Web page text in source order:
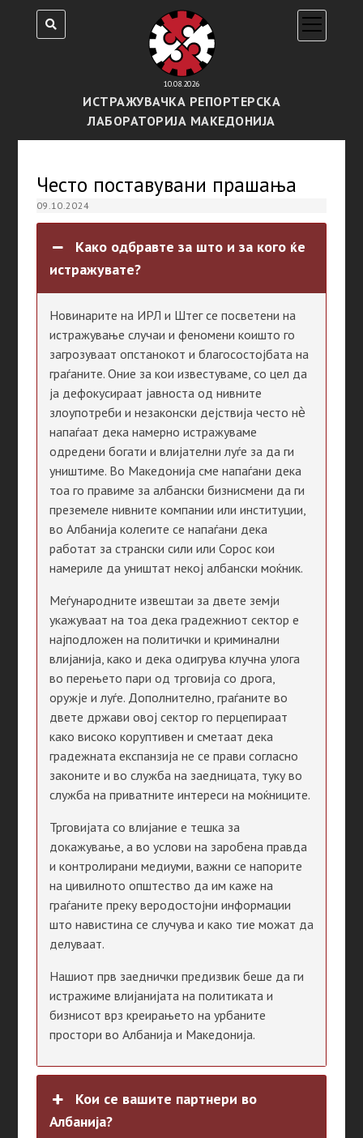
10.08.2026
ИСТРАЖУВАЧКА РЕПОРТЕРСКА
ЛАБОРАТОРИЈА МАКЕДОНИЈА
open
menu
Често поставувани прашања
09.10.2024
Како одбравте за што и за кого ќе
истражувате?
Новинарите на ИРЛ и Штег се посветени на
истражување случаи и феномени коишто го
загрозуваат опстанокот и благосостојбата на
граѓаните. Оние за кои известуваме, со цел да
ја дефокусираат јавноста од нивните
злоупотреби и незаконски дејствија често нѐ
напаѓаат дека намерно истражуваме
одредени богати и влијателни луѓе за да ги
уништиме. Во Македонија сме напаѓани дека
тоа го правиме за албански бизнисмени да ги
преземеле нивните компании или институции,
во Албанија колегите се напаѓани дека
работат за странски сили или Сорос кои
намериле да уништат некој албански моќник.
Меѓународните извештаи за двете земји
укажуваат на тоа дека градежниот сектор е
најподложен на политички и криминални
влијанија, како и дека одигрува клучна улога
во перењето пари од трговија со дрога,
оружје и луѓе. Дополнително, граѓаните во
двете држави овој сектор го перцепираат
како високо коруптивен и сметаат дека
градежната експанзија не се прави согласно
законите и во служба на заедницата, туку во
служба на приватните интереси на моќниците.
Трговијата со влијание е тешка за
докажување, а во услови на заробена правда
и контролирани медиуми, важни се напорите
на цивилното општество да им каже на
граѓаните преку веродостојни информации
што навистина се случува и како тие можат да
делуваат.
Нашиот прв заеднички предизвик беше да ги
истражиме влијанијата на политиката и
бизнисот врз креирањето на урбаните
простори во Албанија и Македонија.
Кои се вашите партнери во
Албанија?